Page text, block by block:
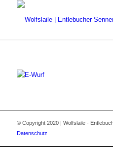
© Copyright 2020 | Wolfslaile -
Datenschutz